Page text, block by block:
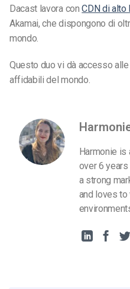
Dacast lavora conCDN di alto
Akamai, che dispongono di
mondo.
Questo duo vi dà accesso
affidabili del mondo.
Harmonie
over 6 years
a strong
and loves to